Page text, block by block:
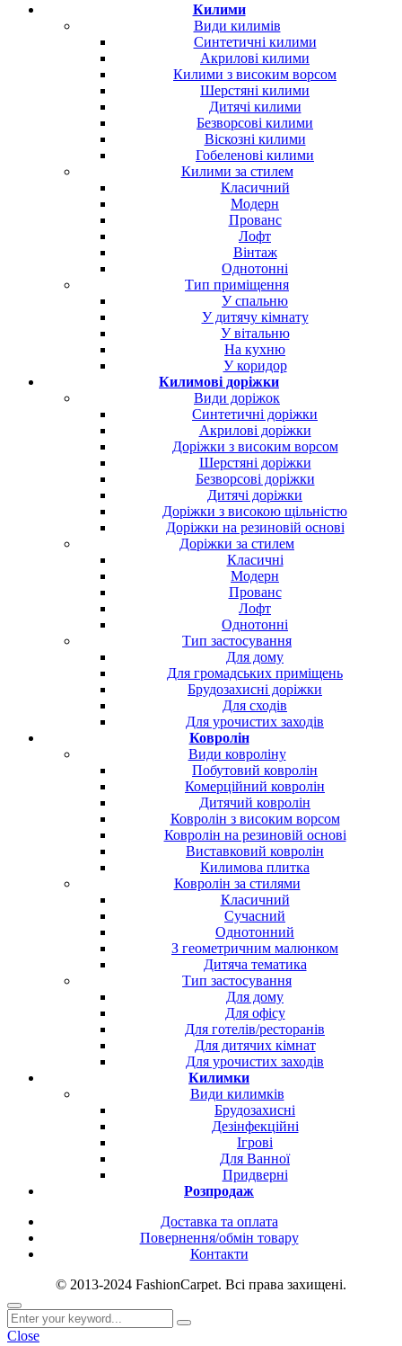
Килими
Види килимів
Синтетичні килими
Акрилові килими
Килими з високим ворсом
Шерстяні килими
Дитячі килими
Безворсові килими
Віскозні килими
Гобеленові килими
Килими за стилем
Класичний
Модерн
Прованс
Лофт
Вінтаж
Однотонні
Тип приміщення
У спальню
У дитячу кімнату
У вітальню
На кухню
У коридор
Килимові доріжки
Види доріжок
Синтетичні доріжки
Акрилові доріжки
Доріжки з високим ворсом
Шерстяні доріжки
Безворсові доріжки
Дитячі доріжки
Доріжки з високою щільністю
Доріжки на резиновій основі
Доріжки за стилем
Класичні
Модерн
Прованс
Лофт
Однотонні
Тип застосування
Для дому
Для громадських приміщень
Брудозахисні доріжки
Для сходів
Для урочистих заходів
Ковролін
Види ковроліну
Побутовий ковролін
Комерційний ковролін
Дитячий ковролін
Ковролін з високим ворсом
Ковролін на резиновій основі
Виставковий ковролін
Килимова плитка
Ковролін за стилями
Класичний
Сучасний
Однотонний
З геометричним малюнком
Дитяча тематика
Тип застосування
Для дому
Для офісу
Для готелів/ресторанів
Для дитячих кімнат
Для урочистих заходів
Килимки
Види килимків
Брудозахисні
Дезінфекційні
Ігрові
Для Ванної
Придверні
Розпродаж
Доставка та оплата
Повернення/обмін товару
Контакти
© 2013-2024 FashionCarpet. Всі права захищені.
Close